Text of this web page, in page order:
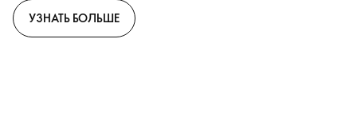
УЗНАТЬ БОЛЬШЕ